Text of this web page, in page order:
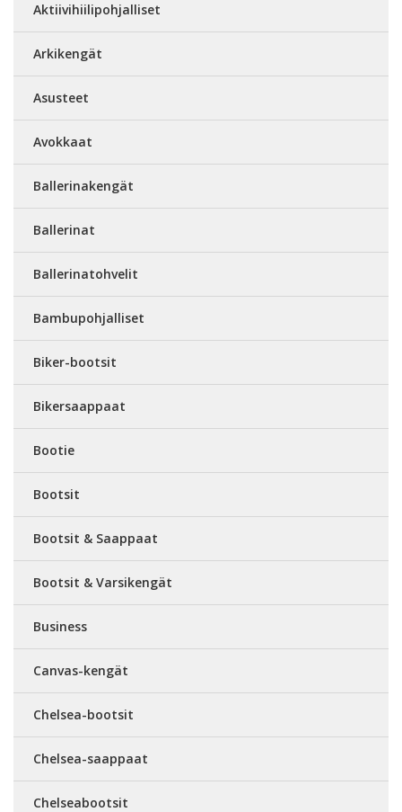
Aktiivihiilipohjalliset
Arkikengät
Asusteet
Avokkaat
Ballerinakengät
Ballerinat
Ballerinatohvelit
Bambupohjalliset
Biker-bootsit
Bikersaappaat
Bootie
Bootsit
Bootsit & Saappaat
Bootsit & Varsikengät
Business
Canvas-kengät
Chelsea-bootsit
Chelsea-saappaat
Chelseabootsit